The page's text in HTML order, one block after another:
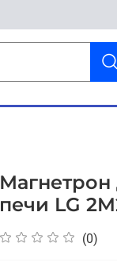
печи LG
(0)